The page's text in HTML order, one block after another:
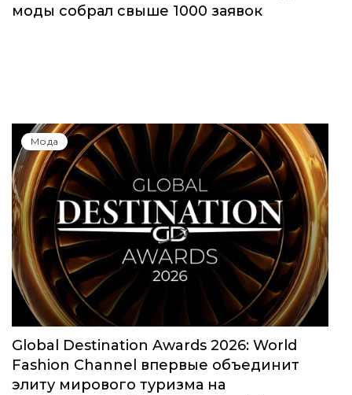
Юбилейный сезон Московской недели
моды собрал свыше 1000 заявок